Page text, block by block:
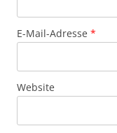
E-Mail-Adresse *
Website